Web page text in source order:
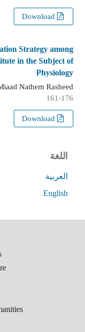
Download
Strategy among
in the Subject of
Physiology
Nathem Rasheed
161-176
اللغة
العربية
English